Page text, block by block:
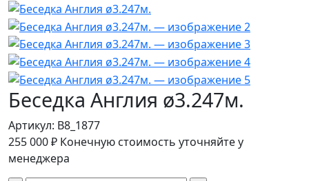
Беседка Англия ø3.247м.
Артикул: B8_1877
255 000₽ Конечную стоимость уточняйте у
менеджера